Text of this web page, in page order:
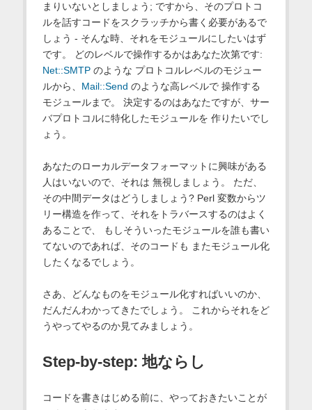
まりいないとしましょう; ですから、そのプロトコ
ルを話すコードをスクラッチから書く必要があるで
しょう - そんな時、それをモジュールにしたいはず
です。 どのレベルで操作するかはあなた次第です:
Net::SMTPのような プロトコルレベルのモジュー
ルから、 Mail::Send のような高レベルで 操作する
モジュールまで。 決定するのはあなたですが、サー
バプロトコルに特化したモジュールを 作りたいでし
ょう。
あなたのローカルデータフォーマットに興味がある
人はいないので、それは 無視しましょう。 ただ、
その中間データはどうしましょう? Perl 変数からツ
リー構造を作って、それをトラバースするのはよく
あることで、 もしそういったモジュールを誰も書い
てないのであれば、そのコードも またモジュール化
したくなるでしょう。
さあ、どんなものをモジュール化すればいいのか、
だんだんわかってきたでしょう。 これからそれをど
うやってやるのか見てみましょう。
Step-by-step: 地ならし
コードを書きはじめる前に、やっておきたいことが